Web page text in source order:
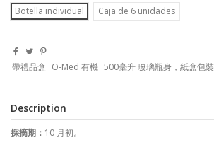
Botella individual
Caja de 6 unidades
帶禮品盒 O-Med 有機 500毫升 玻璃瓶身，紙盒包裝
Description
採摘期： 10 月初。